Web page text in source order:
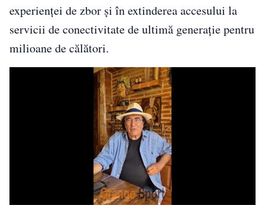
experienței de zbor și în extinderea accesului la
servicii de conectivitate de ultimă generație pentru
milioane de călători.